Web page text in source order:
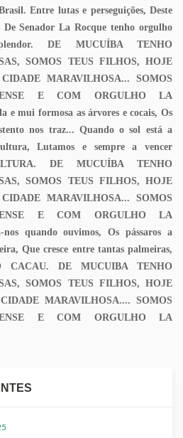
Entre lutas e perseguições, Deste
Senador La Rocque tenho orgulho
DE MUCUÍBA TENHO
SOMOS TEUS FILHOS, HOJE
MARAVILHOSA... SOMOS
E COM ORGULHO LA
e mui formosa as árvores e cocais, Os
nos traz... Quando o sol está a
Lutamos e sempre a vencer
DE MUCUÍBA TENHO
SOMOS TEUS FILHOS, HOJE
MARAVILHOSA... SOMOS
E COM ORGULHO LA
quando ouvimos, Os pássaros a
Que cresce entre tantas palmeiras,
CACAU. DE MUCUIBA TENHO
SOMOS TEUS FILHOS, HOJE
MARAVILHOSA.... SOMOS
E COM ORGULHO LA